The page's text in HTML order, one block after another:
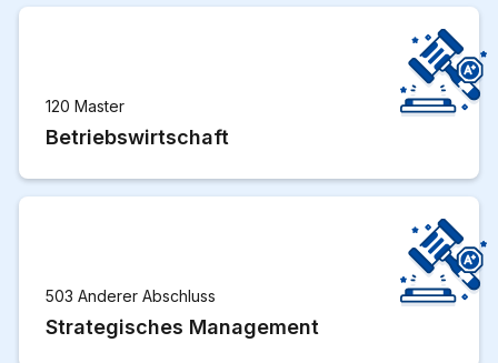
120 Master
Betriebswirtschaft
503 Anderer Abschluss
Strategisches Management